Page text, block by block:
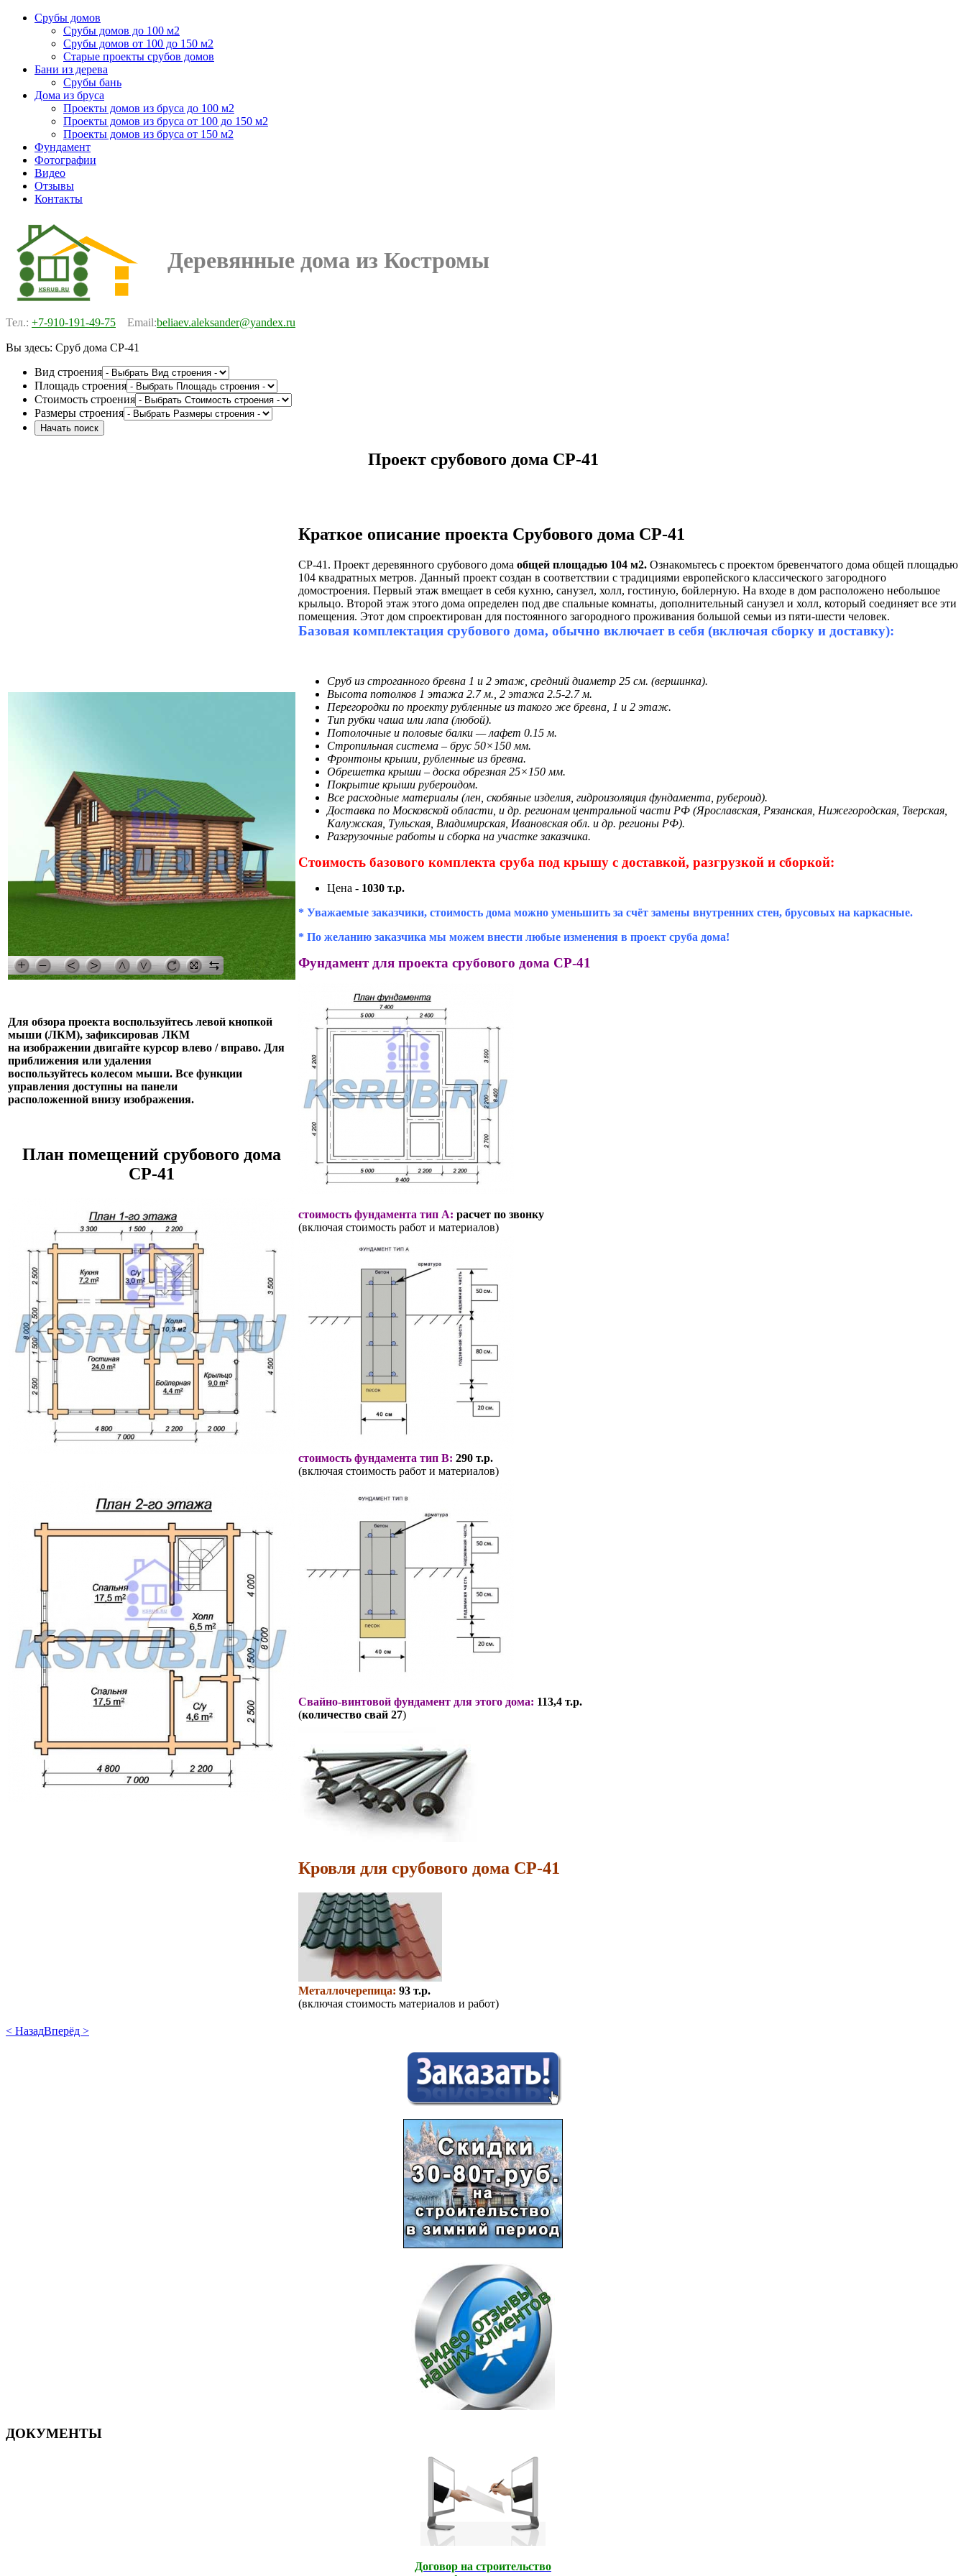
Срубы домов
Срубы домов до 100 м2
Срубы домов от 100 до 150 м2
Старые проекты срубов домов
Бани из дерева
Срубы бань
Дома из бруса
Проекты домов из бруса до 100 м2
Проекты домов из бруса от 100 до 150 м2
Проекты домов из бруса от 150 м2
Фундамент
Фотографии
Видео
Отзывы
Контакты
Деревянные дома из Костромы
Тел.: +7-910-191-49-75 Email:beliaev.aleksander@yandex.ru
Вы здесь: Сруб дома СР-41
Вид строения
Площадь строения
Стоимость строения
Размеры строения
Проект срубового дома СР-41
Для обзора проекта воспользуйтесь левой кнопкой
мыши (ЛКМ), зафиксировав ЛКМ
на изображении двигайте курсор влево / вправо. Для
приближения или удаления
воспользуйтесь колесом мыши. Все функции
управления доступны на панели
расположенной внизу изображения.
План помещений срубового дома
СР-41
Краткое описание проекта Срубового дома СР-41
СР-41. Проект деревянного срубового дома общей площадью 104 м2. Ознакомьтесь с проектом бревенчатого дома общей площадью
104 квадратных метров. Данный проект создан в соответствии с традициями европейского классического загородного
домостроения. Первый этаж вмещает в себя кухню, санузел, холл, гостиную, бойлерную. На входе в дом расположено небольшое
крыльцо. Второй этаж этого дома определен под две спальные комнаты, дополнительный санузел и холл, который соединяет все эти
помещения. Этот дом спроектирован для постоянного загородного проживания большой семьи из пяти-шести человек.
Базовая комплектация срубового дома, обычно включает в себя (включая сборку и доставку):
Сруб из строганного бревна 1 и 2 этаж, средний диаметр 25 см. (вершинка).
Высота потолков 1 этажа 2.7 м., 2 этажа 2.5-2.7 м.
Перегородки по проекту рубленные из такого же бревна, 1 и 2 этаж.
Тип рубки чаша или лапа (любой).
Потолочные и половые балки — лафет 0.15 м.
Стропильная система – брус 50×150 мм.
Фронтоны крыши, рубленные из бревна.
Обрешетка крыши – доска обрезная 25×150 мм.
Покрытие крыши рубероидом.
Все расходные материалы (лен, скобяные изделия, гидроизоляция фундамента, рубероид).
Доставка по Московской области, и др. регионам центральной части РФ (Ярославская, Рязанская, Нижегородская, Тверская,
Калужская, Тульская, Владимирская, Ивановская обл. и др. регионы РФ).
Разгрузочные работы и сборка на участке заказчика.
Стоимость базового комплекта сруба под крышу с доставкой, разгрузкой и сборкой:
Цена - 1030 т.р.
* Уважаемые заказчики, стоимость дома можно уменьшить за счёт замены внутренних стен, брусовых на каркасные.
* По желанию заказчика мы можем внести любые изменения в проект сруба дома!
Фундамент для проекта срубового дома СР-41
стоимость фундамента тип А: расчет по звонку
(включая стоимость работ и материалов)
стоимость фундамента тип В: 290 т.р.
(включая стоимость работ и материалов)
Свайно-винтовой фундамент для этого дома: 113,4 т.р.
(количество свай 27)
Кровля для срубового дома СР-41
Металлочерепица: 93 т.р.
(включая стоимость материалов и работ)
< НазадВперёд >
ДОКУМЕНТЫ
Договор на строительство